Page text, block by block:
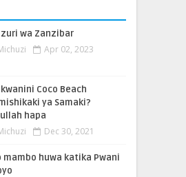
wa Zanzibar
Apr 02, 2023
Coco Beach
ya Samaki?
hapa
Dec 30, 2021
mambo huwa katika Pwani